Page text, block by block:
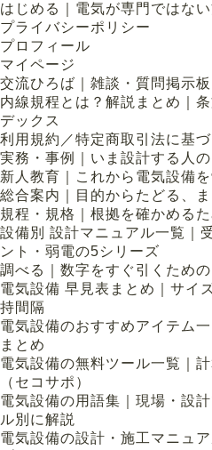
はじめる｜電気が専門ではな
プライバシーポリシー
プロフィール
マイページ
交流ひろば｜雑談・質問掲示板
内線規程とは？解説まとめ｜
デックス
利用規約／特定商取引法に基
実務・事例｜いま設計する人
新人教育｜これから電気設備
総合案内｜目的からたどる、
規程・規格｜根拠を確かめる
設備別 設計マニュアル一覧｜
ント・弱電の5シリーズ
調べる｜数字をすぐ引くため
電気設備 早見表まとめ｜サイ
持間隔
電気設備のおすすめアイテム
まとめ
電気設備の無料ツール一覧｜
（セコサポ）
電気設備の用語集｜現場・設
ル別に解説
電気設備の設計・施工マニュ